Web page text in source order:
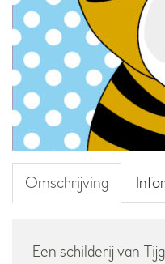
Omschrijving
Een schilderij van